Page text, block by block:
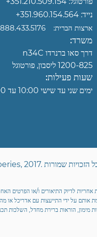
נייד: 351.960.154.564+
ארצות הברית:
משרד:
דרך סאו ברנרדו n34C
1200-825 ליסבון, פורטוגל
שעות פעילות:
ימים שני עד שישי 10:00 עד 19:00
לדיוק התיאורים ו/או הפרטים
אותם על ידי התייעצות עם אדריכל או